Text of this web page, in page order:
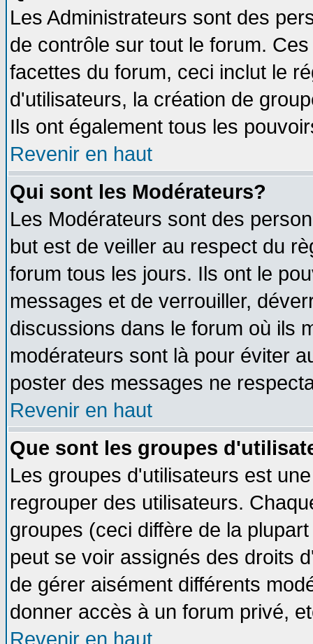
Les Administrateurs sont des
de contrôle sur tout le forum.
facettes du forum, ceci inclut le
d'utilisateurs, la création de
Ils ont également tous les
Revenir en haut
Qui sont les Modérateurs?
Les Modérateurs sont des
but est de veiller au respect du
forum tous les jours. Ils ont le
messages et de verrouiller,
discussions dans le forum où ils
modérateurs sont là pour éviter
poster des messages ne
Revenir en haut
Que sont les groupes
Les groupes d'utilisateurs est
regrouper des utilisateurs.
groupes (ceci diffère de la
peut se voir assignés des droits
de gérer aisément différents
donner accès à un forum privé,
Revenir en haut